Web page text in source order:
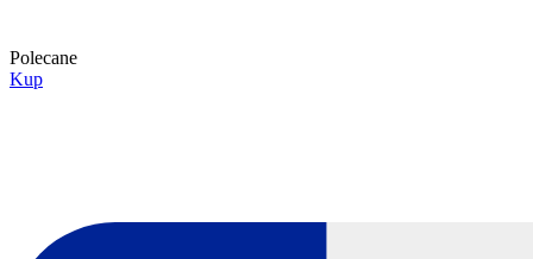
Polecane
Kup